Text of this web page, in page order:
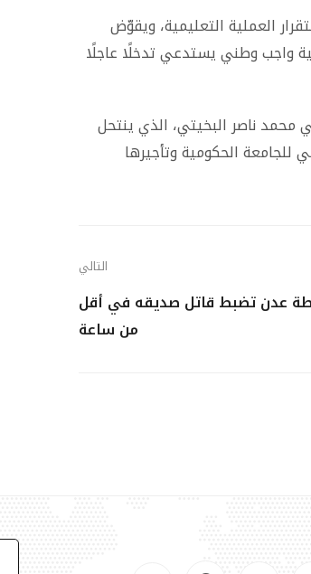
العملية التعليمية، ويقوّض
واجب وطني يستدعي تدخلًا عاجلًا
محمد ناصر البخيتي، الذي ينتحل
الحكومية وتأجيرها
التالي
عدن تضبط قاتل صديقه في أقل
من ساعة